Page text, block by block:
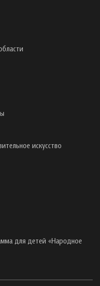
искусство
для детей «Народное